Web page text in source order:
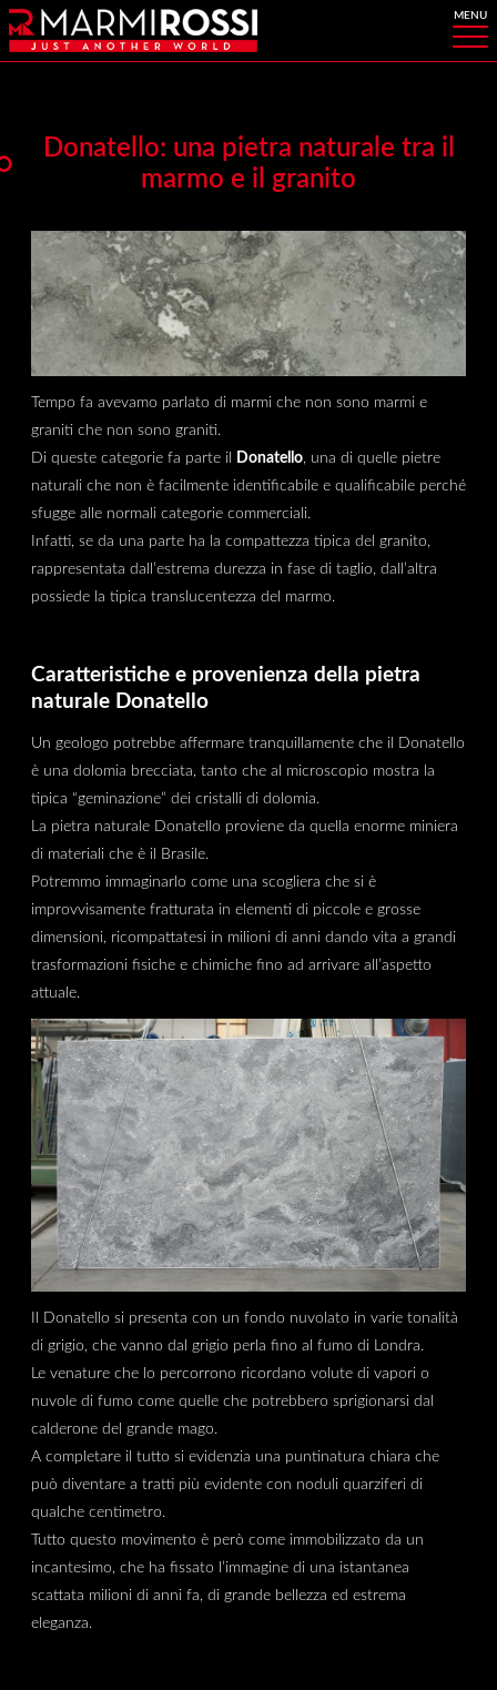
Donatello: una pietra naturale tra il
marmo e il granito
Tempo fa avevamo parlato di marmi che non sono marmi e
graniti che non sono graniti.
Di queste categorie fa parte il
Donatello, una di quelle pietre
naturali che non è facilmente identificabile e qualificabile perché
sfugge alle normali categorie commerciali.
Infatti, se da una parte ha la compattezza tipica del granito,
rappresentata dall’estrema durezza in fase di taglio, dall’altra
possiede la tipica translucentezza del marmo.
Caratteristiche e provenienza della pietra
naturale Donatello
Un geologo potrebbe affermare tranquillamente che il Donatello
è una dolomia brecciata, tanto che al microscopio mostra la
tipica “geminazione” dei cristalli di dolomia.
La pietra naturale Donatello proviene da quella enorme miniera
di materiali che è il Brasile.
Potremmo immaginarlo come una scogliera che si è
improvvisamente fratturata in elementi di piccole e grosse
dimensioni, ricompattatesi in milioni di anni dando vita a grandi
trasformazioni fisiche e chimiche fino ad arrivare all’aspetto
attuale.
Il Donatello si presenta con un fondo nuvolato in varie tonalità
di grigio, che vanno dal grigio perla fino al fumo di Londra.
Le venature che lo percorrono ricordano volute di vapori o
nuvole di fumo come quelle che potrebbero sprigionarsi dal
calderone del grande mago.
A completare il tutto si evidenzia una puntinatura chiara che
può diventare a tratti più evidente con noduli quarziferi di
qualche centimetro.
Tutto questo movimento è però come immobilizzato da un
incantesimo, che ha fissato l’immagine di una istantanea
scattata milioni di anni fa, di grande bellezza ed estrema
eleganza.